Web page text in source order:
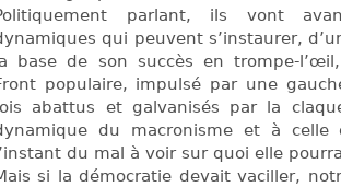
parlant, ils vont
qui peuvent s’instaurer,
base de son succès en trompe-
populaire, impulsé par une
abattus et galvanisés par la
du macronisme et à
du mal à voir sur quoi elle
si la démocratie devait vaciller,